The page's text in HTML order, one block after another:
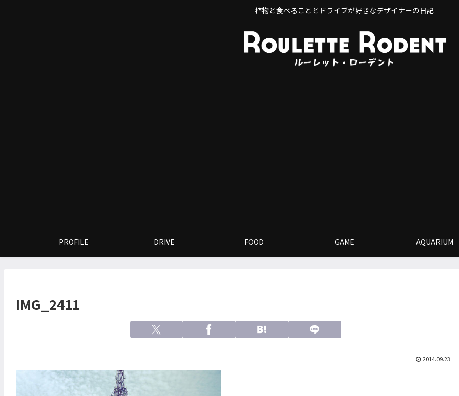
植物と食べることとドライブが好きなデザイナーの日記
PROFILE DRIVE FOOD GAME AQUARIUM
IMG_2411
2014.09.23